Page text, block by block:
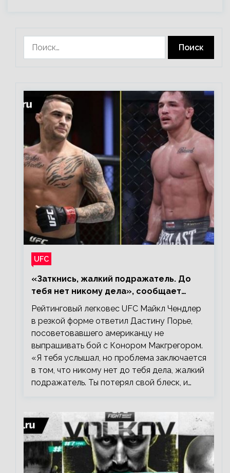
UFC
«Заткнись, жалкий подражатель. До
тебя нет никому дела», сообщает
Майкл Чендлер – о словах Порье
Рейтинговый легковес UFC Майкл Чендлер
в резкой форме ответил Дастину Порье,
посоветовавшего американцу не
выпрашивать бой с Конором Макгрегором.
«Я тебя услышал, но проблема заключается
в том, что никому нет до тебя дела, жалкий
подражатель. Ты потерял свой блеск, и…